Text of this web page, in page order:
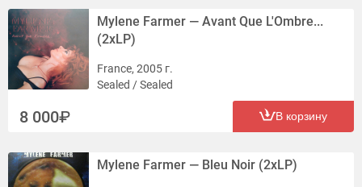
Mylene Farmer — Avant Que L'Ombre...
(2xLP)
France, 2005 г.
Sealed / Sealed
8 000 В корзину
Mylene Farmer — Bleu Noir (2xLP)